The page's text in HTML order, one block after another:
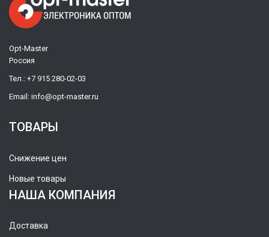
Opt-Master
Россия
Тел.: +7 915 280-02-03
Email: info@opt-master.ru
ТОВАРЫ
Снижение цен
Новые товары
НАША КОМПАНИЯ
Доставка